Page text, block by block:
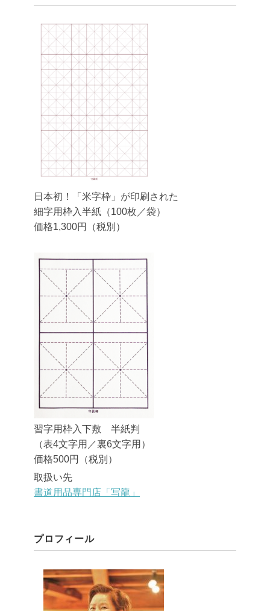
日本初！「米字枠」が印刷された
細字用枠入半紙（100枚／袋）
価格1,300円（税別）
習字用枠入下敷 半紙判
（表4文字用／裏6文字用）
価格500円（税別）
取扱い先
書道用品専門店「写龍」
プロフィール